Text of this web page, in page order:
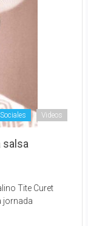
Videos
salsa
Tite Curet
jornada